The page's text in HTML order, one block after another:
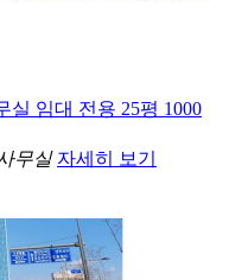
실 임대 전용 25평 1000
무실 자세히 보기